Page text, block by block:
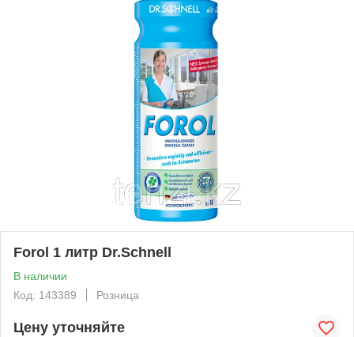
Forol 1 литр Dr.Schnell
В наличии
Код: 143389
Розница
Цену уточняйте